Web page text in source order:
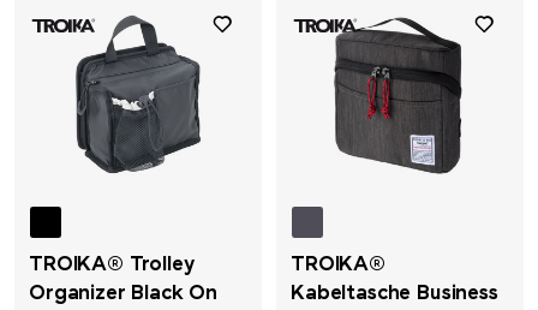
TROIKA® Trolley
Organizer Black On
TROIKA®
Kabeltasche Business